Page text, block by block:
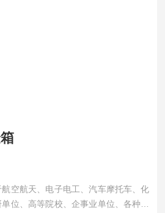
空航天、电子电工、汽车摩托车、化
位、高等院校、企事业单位、各种电